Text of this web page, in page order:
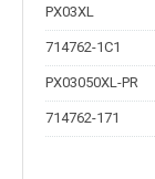
PX03XL
714762-1C1
PX03050XL-PR
714762-171